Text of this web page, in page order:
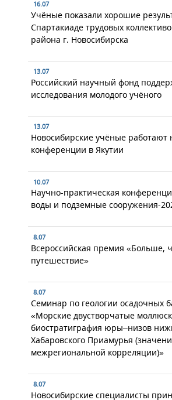
16.07
Учёные показали хорошие
Спартакиаде трудовых
района г. Новосибирска
13.07
Российский научный фонд
исследования молодого учёного
13.07
Новосибирские учёные работают
конференции в Якутии
10.07
Научно-практическая
воды и подземные сооружения-
8.07
Всероссийская премия «Больше,
путешествие»
8.07
Семинар по геологии осадочных
«Морские двустворчатые
биостратиграфия юры–низов
Хабаровского Приамурья
межрегиональной корреляции)»
8.07
Новосибирские специалисты